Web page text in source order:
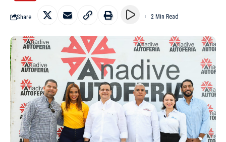
Share 2 Min Read